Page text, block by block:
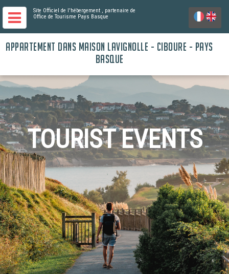
Site Officiel de l'hébergement , partenaire de
Office de Tourisme Pays Basque
APPARTEMENT DANS MAISON LAVIGNOLLE - CIBOURE - PAYS
BASQUE
TOURIST EVENTS